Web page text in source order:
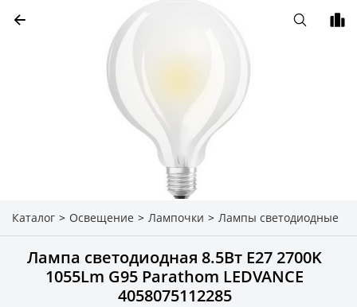
Каталог > Освещение > Лампочки > Лампы светодиодные
Лампа светодиодная 8.5Вт E27 2700K
1055Lm G95 Parathom LEDVANCE
4058075112285